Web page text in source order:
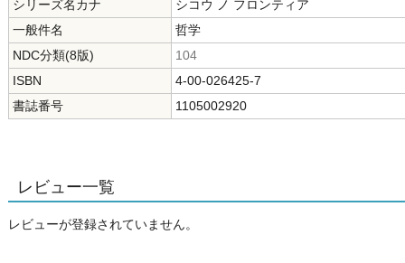
シリーズ名カナ
シコウ ノ フロンティア
一般件名
哲学
NDC分類(8版)
104
ISBN
4-00-026425-7
書誌番号
1105002920
レビュー一覧
レビューが登録されていません。